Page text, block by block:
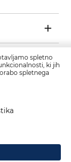
spletno
ki jih
spletnega